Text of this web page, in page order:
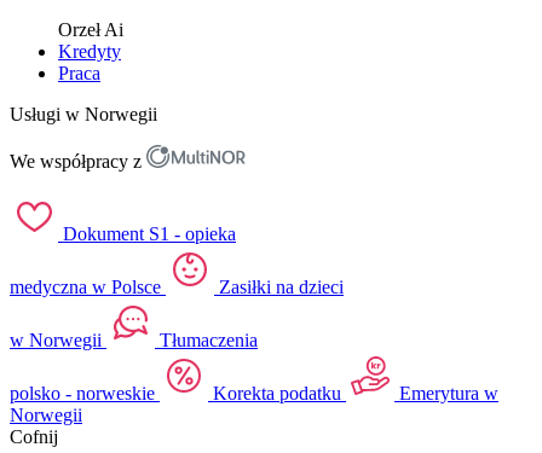
OrzełAi
Kredyty
Praca
Usługi w Norwegii
We współpracy z
Dokument S1 - opieka
medyczna w Polsce Zasiłki na dzieci
w Norwegii Tłumaczenia
polsko - norweskie Korekta podatku
Emerytura w
Norwegii
Cofnij